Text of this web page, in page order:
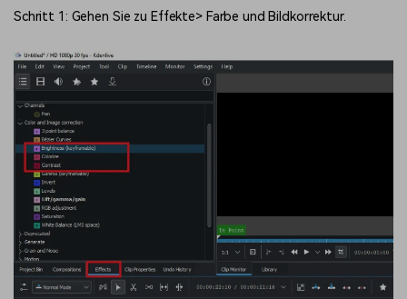
Schritt 1: Gehen Sie zu Effekte> Farbe und Bildkorrektur.